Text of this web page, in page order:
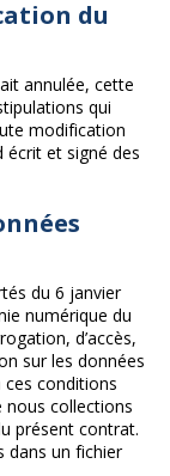
du
annulée, cette
qui
modification
écrit et signé des
du 6 janvier
numérique du
d’accès,
sur les données
ces conditions
nous collections
présent contrat.
dans un fichier